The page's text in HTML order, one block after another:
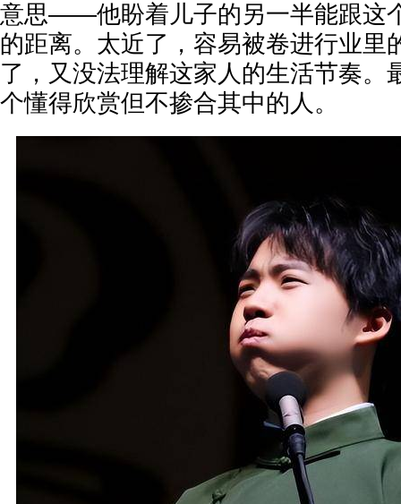
意思——他盼着儿子的另一半能跟这
的距离。太近了，容易被卷进行业里
了，又没法理解这家人的生活节奏。
个懂得欣赏但不掺合其中的人。